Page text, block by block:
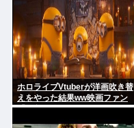
ホロライブVtuberが洋画吹き替
えをやった結果ww映画ファン
「解釈一致すぎる」